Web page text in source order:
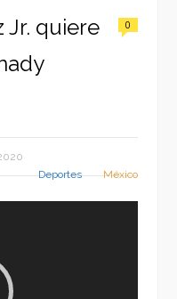
Jr. quiere
0
Deportes
México